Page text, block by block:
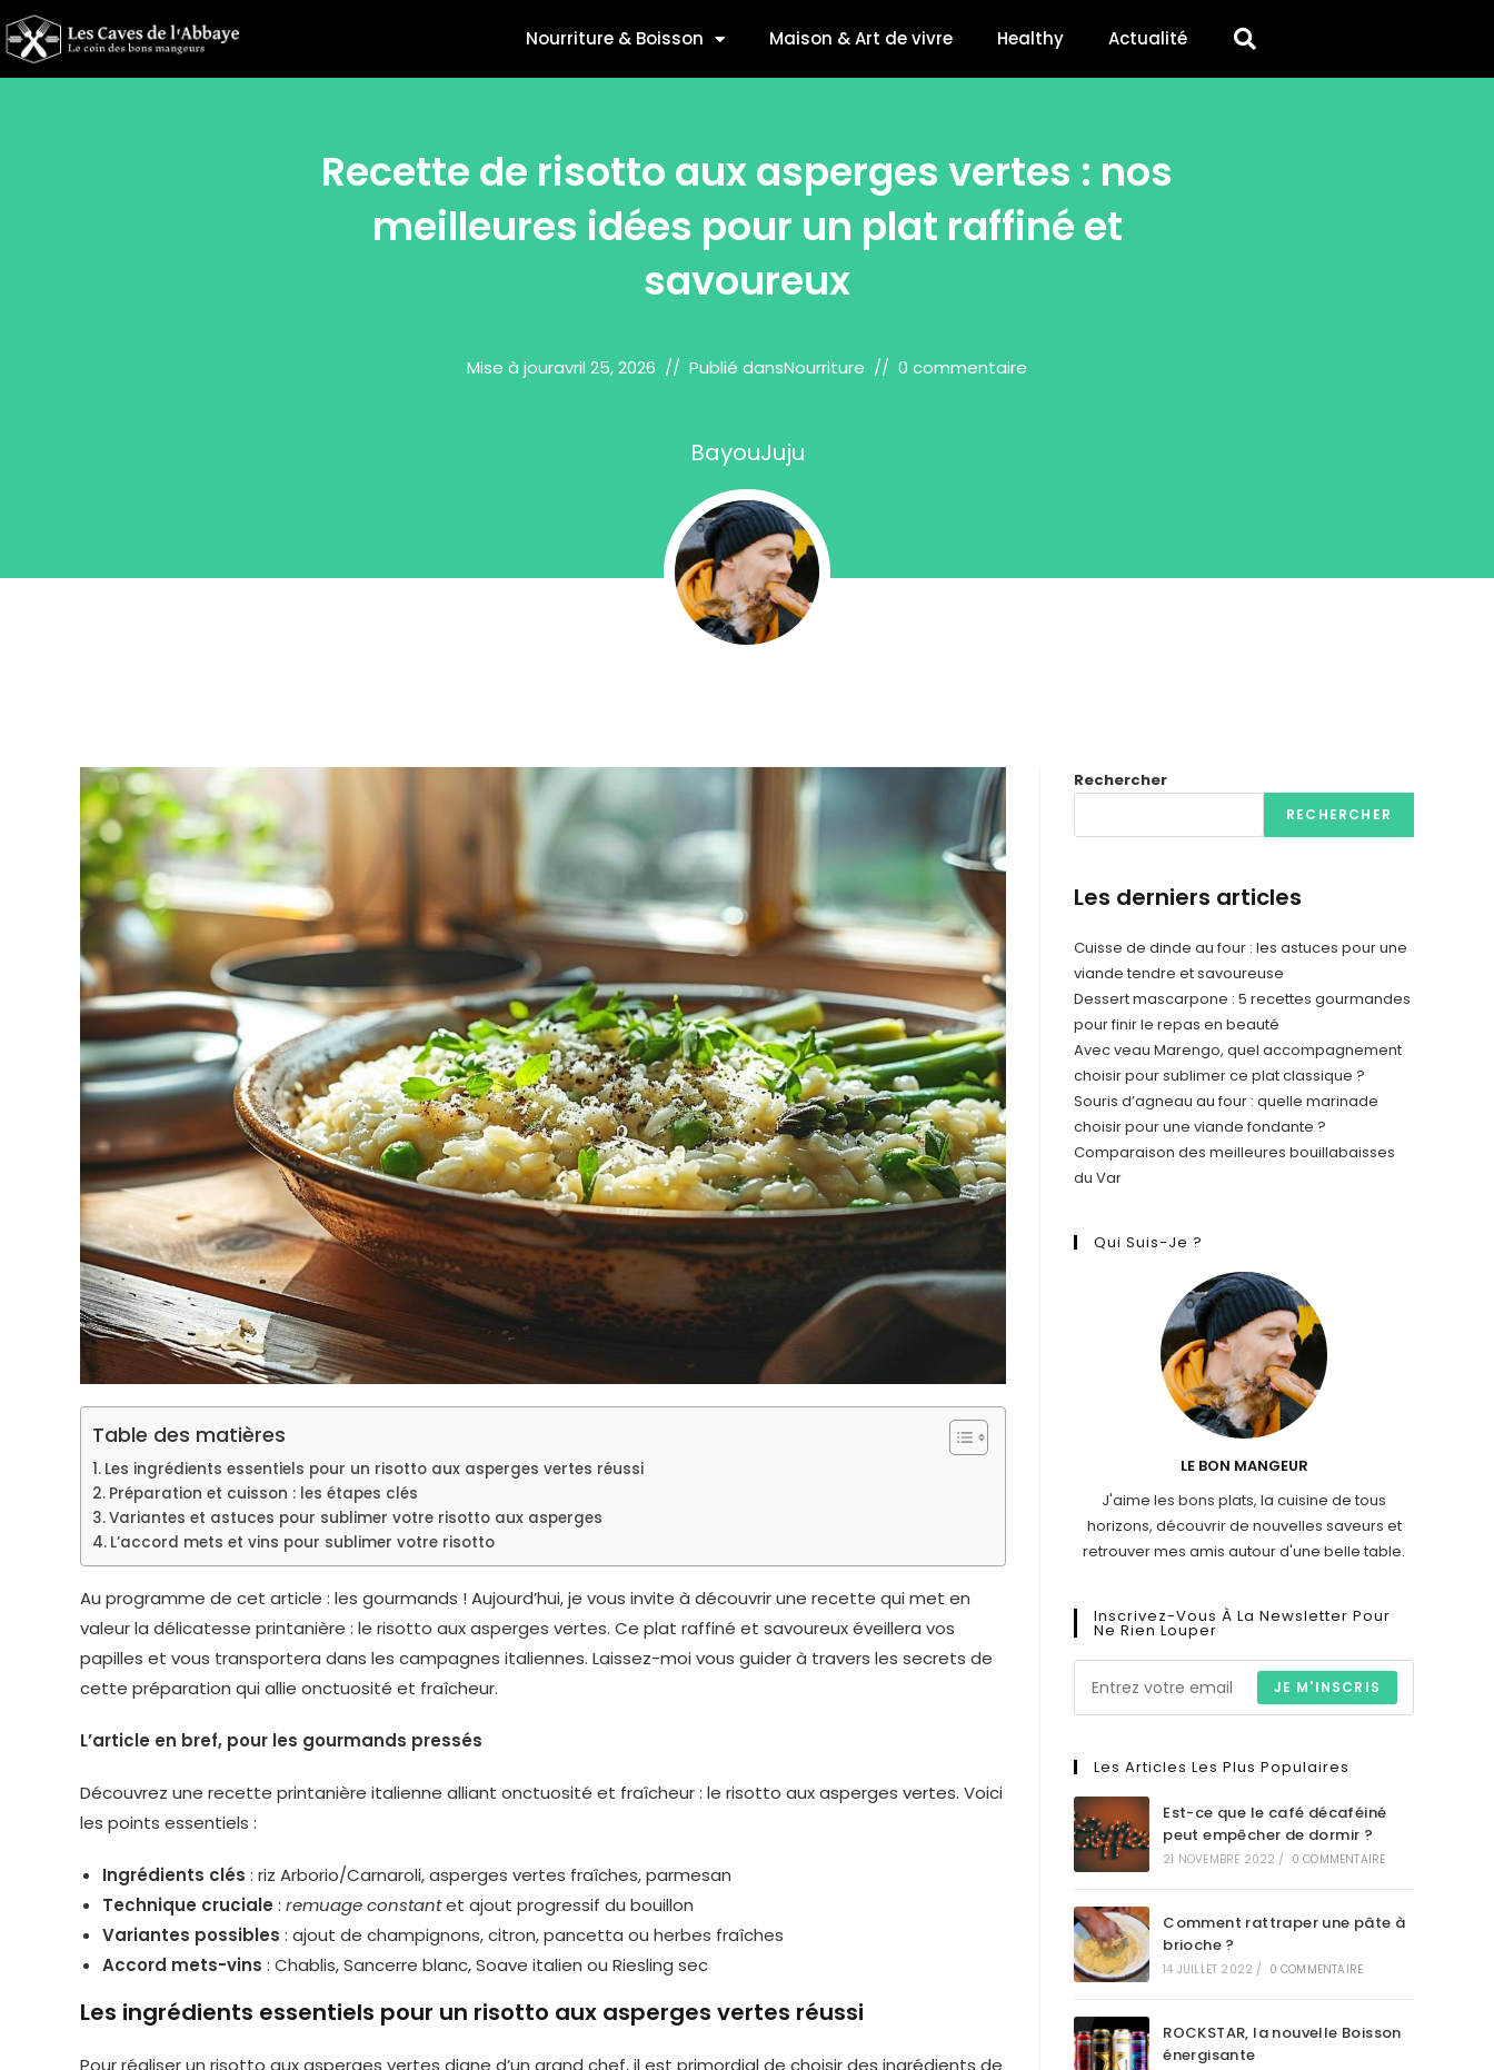
Nourriture & Boisson Maison & Art de vivre Healthy Actualité
Recette de risotto aux asperges vertes : nos
meilleures idées pour un plat raffiné et
savoureux
Mise à jouravril 25, 2026 Publié dansNourriture 0 commentaire
BayouJuju
Table des matières
Les ingrédients essentiels pour un risotto aux asperges vertes réussi
Préparation et cuisson : les étapes clés
Variantes et astuces pour sublimer votre risotto aux asperges
L’accord mets et vins pour sublimer votre risotto
Au programme de cet article : les gourmands ! Aujourd’hui, je vous invite à découvrir une recette qui met en
valeur la délicatesse printanière : le risotto aux asperges vertes. Ce plat raffiné et savoureux éveillera vos
papilles et vous transportera dans les campagnes italiennes. Laissez-moi vous guider à travers les secrets de
cette préparation qui allie onctuosité et fraîcheur.
L’article en bref, pour les gourmands pressés
Découvrez une recette printanière italienne alliant onctuosité et fraîcheur : le risotto aux asperges vertes. Voici
les points essentiels :
Ingrédients clés : riz Arborio/Carnaroli, asperges vertes fraîches, parmesan
Technique cruciale : remuage constantet ajout progressif du bouillon
Variantes possibles : ajout de champignons, citron, pancetta ou herbes fraîches
Accord mets-vins : Chablis, Sancerre blanc, Soave italien ou Riesling sec
Les ingrédients essentiels pour un risotto aux asperges vertes réussi
Rechercher
RECHERCHER
Les derniers articles
Cuisse de dinde au four : les astuces pour une
viande tendre et savoureuse
Dessert mascarpone : 5 recettes gourmandes
pour finir le repas en beauté
Avec veau Marengo, quel accompagnement
choisir pour sublimer ce plat classique ?
Souris d’agneau au four : quelle marinade
choisir pour une viande fondante ?
Comparaison des meilleures bouillabaisses
du Var
Qui Suis-Je ?
LE BON MANGEUR
J'aime les bons plats, la cuisine de tous
horizons, découvrir de nouvelles saveurs et
retrouver mes amis autour d'une belle table.
Inscrivez-Vous À La Newsletter Pour
Ne Rien Louper
JE M'INSCRIS
Les Articles Les Plus Populaires
Est-ce que le café décaféiné
peut empêcher de dormir ?
21 NOVEMBRE 2022 / 0 COMMENTAIRE
Comment rattraper une pâte à
brioche ?
14 JUILLET 2022 / 0 COMMENTAIRE
ROCKSTAR, la nouvelle Boisson
énergisante